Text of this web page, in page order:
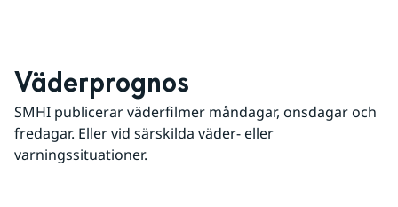
Väderprognos
SMHI publicerar väderfilmer måndagar, onsdagar och
fredagar. Eller vid särskilda väder- eller
varningssituationer.